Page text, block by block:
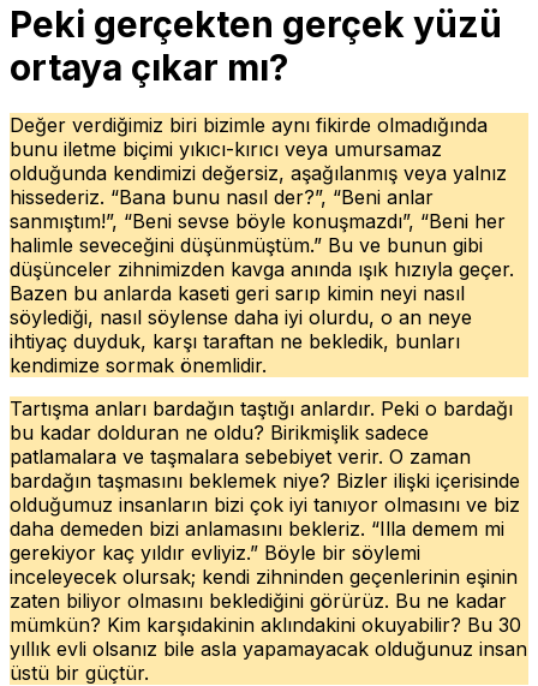
Peki gerçekten gerçek yüzü
ortaya çıkar mı?
Değer verdiğimiz biri bizimle aynı fikirde olmadığında
bunu iletme biçimi yıkıcı-kırıcı veya umursamaz
olduğunda kendimizi değersiz, aşağılanmış veya yalnız
hissederiz. “Bana bunu nasıl der?”, “Beni anlar
sanmıştım!”, “Beni sevse böyle konuşmazdı”, “Beni her
halimle seveceğini düşünmüştüm.” Bu ve bunun gibi
düşünceler zihnimizden kavga anında ışık hızıyla geçer.
Bazen bu anlarda kaseti geri sarıp kimin neyi nasıl
söylediği, nasıl söylense daha iyi olurdu, o an neye
ihtiyaç duyduk, karşı taraftan ne bekledik, bunları
kendimize sormak önemlidir.
Tartışma anları bardağın taştığı anlardır. Peki o bardağı
bu kadar dolduran ne oldu? Birikmişlik sadece
patlamalara ve taşmalara sebebiyet verir. O zaman
bardağın taşmasını beklemek niye? Bizler ilişki içerisinde
olduğumuz insanların bizi çok iyi tanıyor olmasını ve biz
daha demeden bizi anlamasını bekleriz. “Illa demem mi
gerekiyor kaç yıldır evliyiz.” Böyle bir söylemi
inceleyecek olursak; kendi zihninden geçenlerinin eşinin
zaten biliyor olmasını beklediğini görürüz. Bu ne kadar
mümkün? Kim karşıdakinin aklındakini okuyabilir? Bu 30
yıllık evli olsanız bile asla yapamayacak olduğunuz insan
üstü bir güçtür.